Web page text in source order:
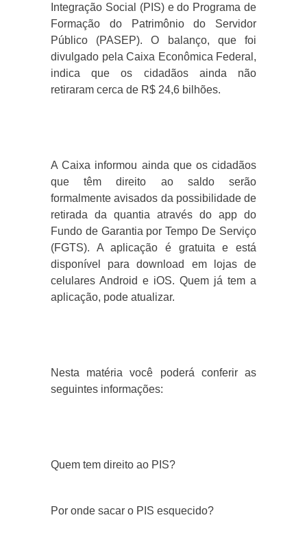
Integração Social (PIS) e do Programa de
Formação do Patrimônio do Servidor
Público (PASEP). O balanço, que foi
divulgado pela Caixa Econômica Federal,
indica que os cidadãos ainda não
retiraram cerca de R$ 24,6 bilhões.
A Caixa informou ainda que os cidadãos
que têm direito ao saldo serão
formalmente avisados da possibilidade de
retirada da quantia através do app do
Fundo de Garantia por Tempo De Serviço
(FGTS). A aplicação é gratuita e está
disponível para download em lojas de
celulares Android e iOS. Quem já tem a
aplicação, pode atualizar.
Nesta matéria você poderá conferir as
seguintes informações:
Quem tem direito ao PIS?
Por onde sacar o PIS esquecido?